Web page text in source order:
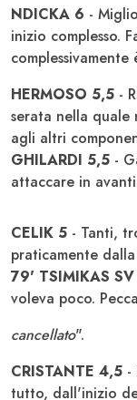
NDICKA 6 -
inizio complesso.
HERMOSO 5,5 -
serata nella quale
agli altri
GHILARDI 5,5 -
attaccare in
CELIK 5 - Tanti,
praticamente
79' TSIMIKAS SV
voleva poco.
cancellato".
CRISTANTE 4,5 -
tutto, dall'inizio